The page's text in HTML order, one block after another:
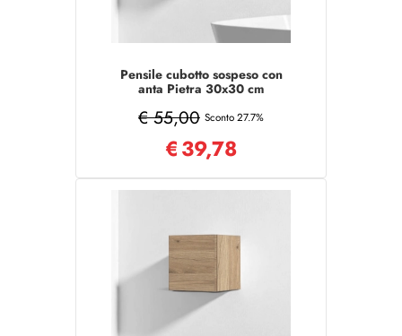
Pensile cubotto sospeso con
anta Pietra 30x30 cm
€ 55,00 Sconto 27.7%
€39,78